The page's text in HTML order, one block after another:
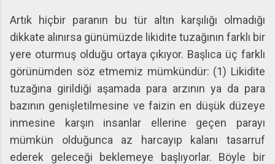
Artık hiçbir paranın bu tür altın karşılığı olmadığı
dikkate alınırsa günümüzde likidite tuzağının farklı bir
yere oturmuş olduğu ortaya çıkıyor. Başlıca üç farklı
görünümden söz etmemiz mümkündür: (1) Likidite
tuzağına girildiği aşamada para arzının ya da para
bazının genişletilmesine ve faizin en düşük düzeye
inmesine karşın insanlar ellerine geçen parayı
mümkün olduğunca az harcayıp kalanı tasarruf
ederek geleceği beklemeye başlıyorlar. Böyle bir